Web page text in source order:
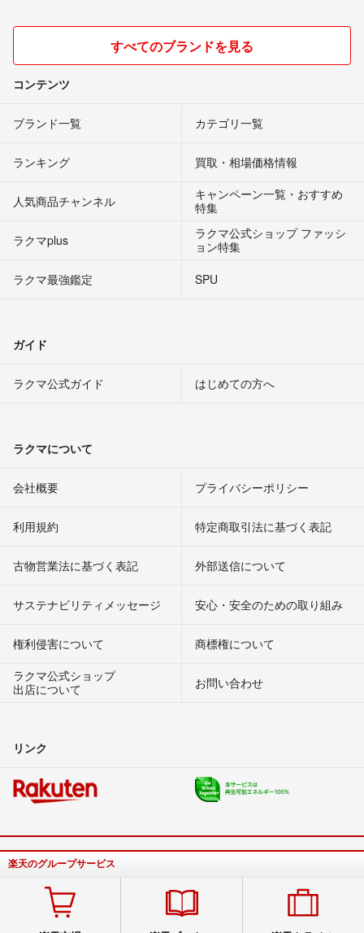
すべてのブランドを見る
コンテンツ
ブランド一覧 カテゴリ一覧
ランキング 買取・相場価格情報
人気商品チャンネル
キャンペーン一覧・おすすめ
特集
ラクマplus
ラクマ公式ショップ ファッシ
ョン特集
ラクマ最強鑑定
SPU
ガイド
ラクマ公式ガイド はじめての方へ
ラクマについて
会社概要 プライバシーポリシー
利用規約 特定商取引法に基づく表記
古物営業法に基づく表記 外部送信について
サステナビリティメッセージ 安心・安全のための取り組み
権利侵害について
商標権について
ラクマ公式ショップ
出店について
お問い合わせ
リンク
楽天のグループサービス